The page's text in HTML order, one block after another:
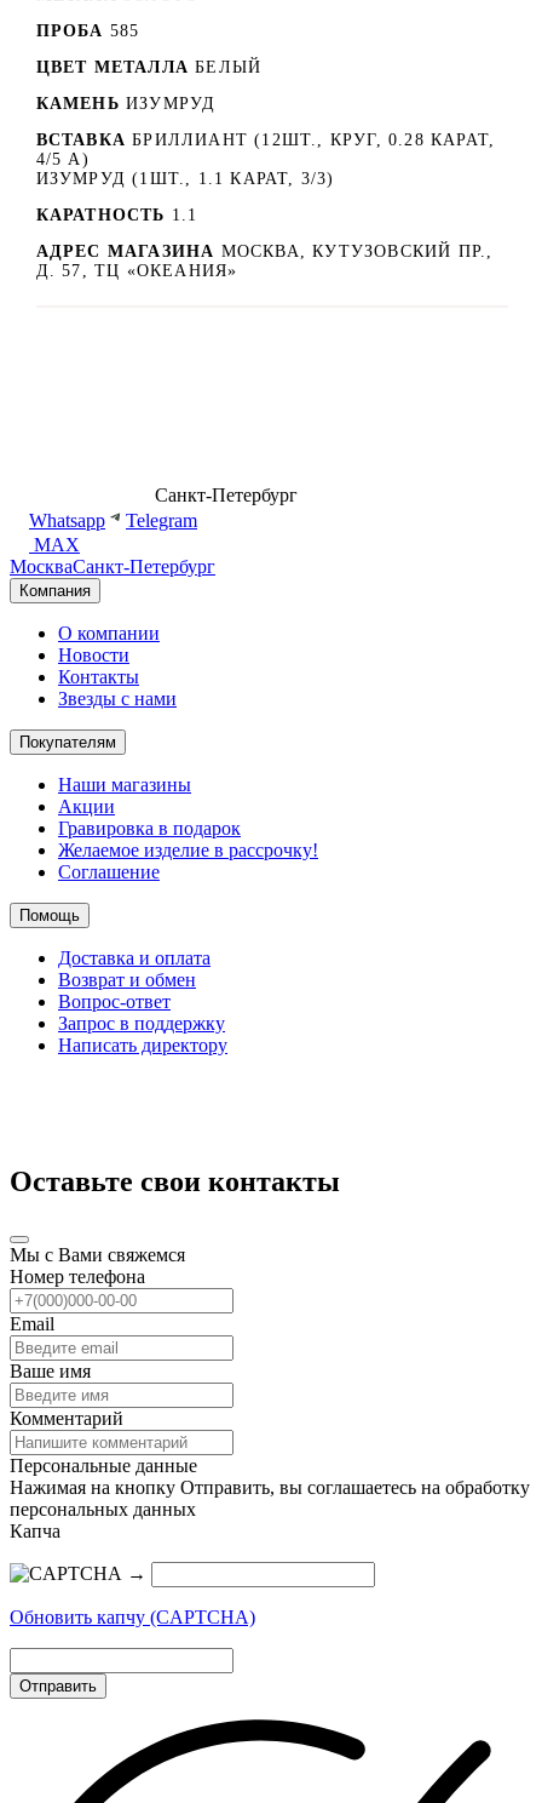
ПРОБА 585
ЦВЕТ МЕТАЛЛА БЕЛЫЙ
КАМЕНЬ ИЗУМРУД
ВСТАВКА БРИЛЛИАНТ (12ШТ., КРУГ, 0.28 КАРАТ,
4/5 А)
ИЗУМРУД (1ШТ., 1.1 КАРАТ, 3/3)
КАРАТНОСТЬ 1.1
АДРЕС МАГАЗИНА МОСКВА, КУТУЗОВСКИЙ ПР.,
Д. 57, ТЦ «ОКЕАНИЯ»
Санкт-Петербург
Whatsapp
Telegram
MAX
МоскваСанкт-Петербург
Компания
О компании
Новости
Контакты
Звезды с нами
Покупателям
Наши магазины
Акции
Гравировка в подарок
Желаемое изделие в рассрочку!
Соглашение
Помощь
Доставка и оплата
Возврат и обмен
Вопрос-ответ
Запрос в поддержку
Написать директору
Оставьте свои контакты
Мы с Вами свяжемся
Номер телефона
Email
Ваше имя
Комментарий
Персональные данные
Нажимая на кнопку Отправить, вы соглашаетесь на обработку
персональных данных
Капча
→
Обновить капчу (CAPTCHA)
Отправить